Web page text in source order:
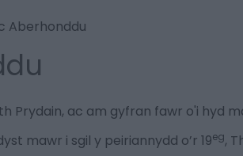
Aberhonddu
Prydain, ac am gyfran fawr o'i hyd
mawr i sgil y peiriannydd o’r 19eg,